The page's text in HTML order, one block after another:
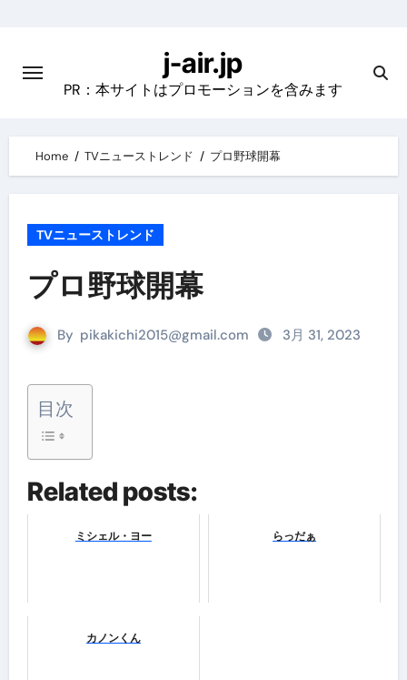
content
j-air.jp
PR：本サイトはプロモーションを含みます
Home TVニューストレンド プロ野球開幕
TVニューストレンド
プロ野球開幕
By pikakichi2015@gmail.com 3月 31, 2023
目次
Related posts:
ミシェル・ヨー らっだぁ
カノンくん